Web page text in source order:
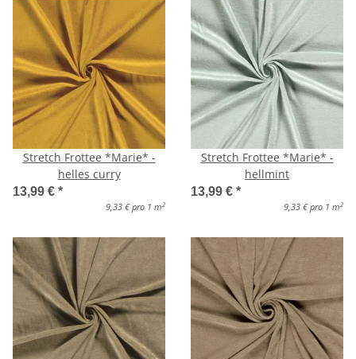
Stretch Frottee *Marie* -
helles curry
13,99 € *
9,33 € pro 1 m 2
Stretch Frottee *Marie* -
hellmint
13,99 € *
9,33 € pro 1 m 2